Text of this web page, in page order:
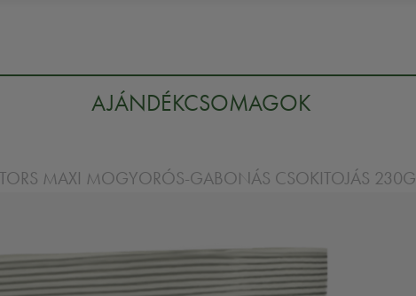
AJÁNDÉKCSOMAGOK
MAXI MOGYORÓS-GABONÁS CSOKITOJÁS 230G